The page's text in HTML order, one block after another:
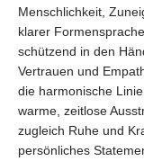
Menschlichkeit,
klarer
schützend in den
Vertrauen und
die harmonische
warme, zeitlose
zugleich Ruhe und
persönliches